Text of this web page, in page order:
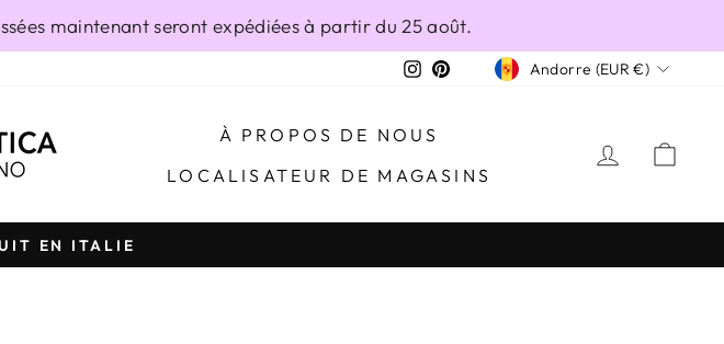
maintenant seront expédiées à partir du 25 août.
Instagram
PinterestDEVISE
Andorre (EUR €)
À PROPOS DE NOUS
LOCALISATEUR DE MAGASINS
SE
EN ITALIE